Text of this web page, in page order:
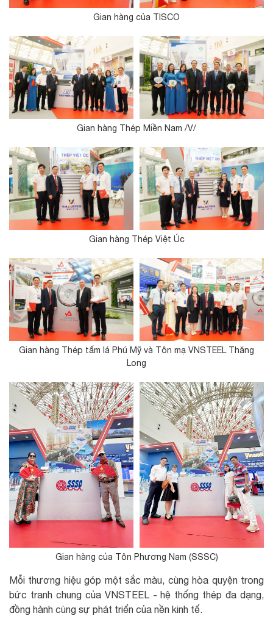
Gian hàng của TISCO
Gian hàng Thép Miền Nam /V/
Gian hàng Thép Việt Úc
Gian hàng Thép tấm lá Phú Mỹ và Tôn mạ VNSTEEL Thăng
Long
Gian hàng của Tôn Phương Nam (SSSC)
Mỗi thương hiệu góp một sắc màu, cùng hòa quyện trong
bức tranh chung của VNSTEEL - hệ thống thép đa dạng,
đồng hành cùng sự phát triển của nền kinh tế.